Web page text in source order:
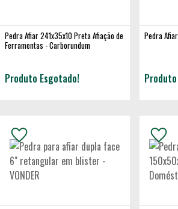
Pedra Afiar 241x35x10 Preta Afiação de
Ferramentas - Carborundum
Produto Esgotado!
Pedra